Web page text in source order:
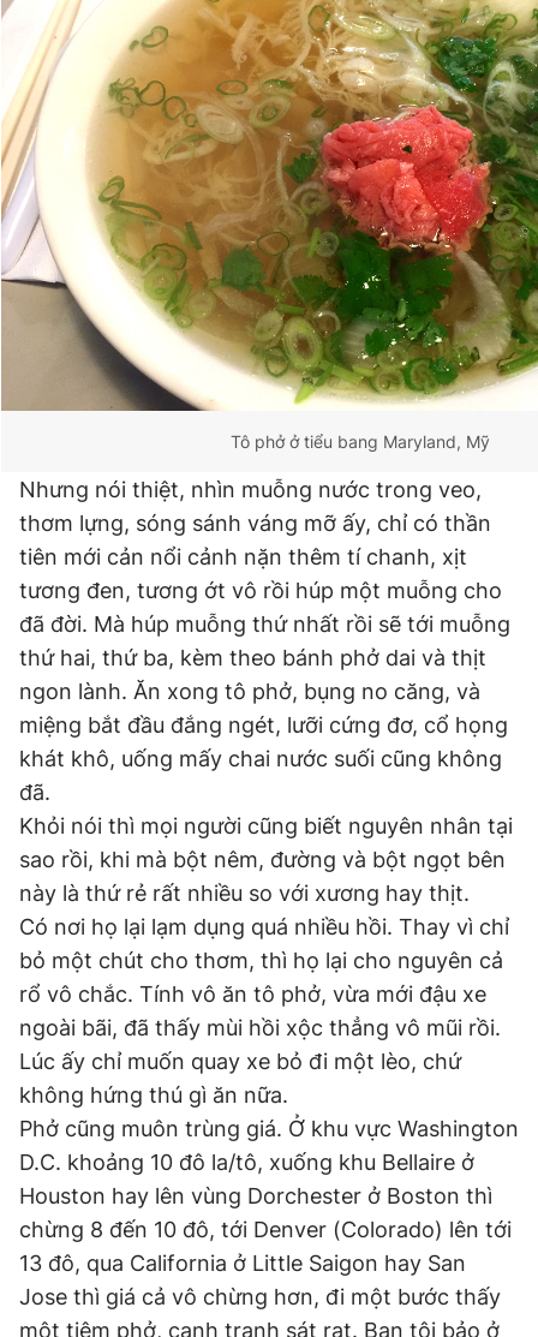
Tô phở ở tiểu bang Maryland, Mỹ
Nhưng nói thiệt, nhìn muỗng nước trong veo,
thơm lựng, sóng sánh váng mỡ ấy, chỉ có thần
tiên mới cản nổi cảnh nặn thêm tí chanh, xịt
tương đen, tương ớt vô rồi húp một muỗng cho
đã đời. Mà húp muỗng thứ nhất rồi sẽ tới muỗng
thứ hai, thứ ba, kèm theo bánh phở dai và thịt
ngon lành. Ăn xong tô phở, bụng no căng, và
miệng bắt đầu đắng ngét, lưỡi cứng đơ, cổ họng
khát khô, uống mấy chai nước suối cũng không
đã.
Khỏi nói thì mọi người cũng biết nguyên nhân tại
sao rồi, khi mà bột nêm, đường và bột ngọt bên
này là thứ rẻ rất nhiều so với xương hay thịt.
Có nơi họ lại lạm dụng quá nhiều hồi. Thay vì chỉ
bỏ một chút cho thơm, thì họ lại cho nguyên cả
rổ vô chắc. Tính vô ăn tô phở, vừa mới đậu xe
ngoài bãi, đã thấy mùi hồi xộc thẳng vô mũi rồi.
Lúc ấy chỉ muốn quay xe bỏ đi một lèo, chứ
không hứng thú gì ăn nữa.
Phở cũng muôn trùng giá. Ở khu vực Washington
D.C. khoảng 10 đô la/tô, xuống khu Bellaire ở
Houston hay lên vùng Dorchester ở Boston thì
chừng 8 đến 10 đô, tới Denver (Colorado) lên tới
13 đô, qua California ở Little Saigon hay San
Jose thì giá cả vô chừng hơn, đi một bước thấy
một tiệm phở, cạnh tranh sát rạt. Bạn tôi bảo ở